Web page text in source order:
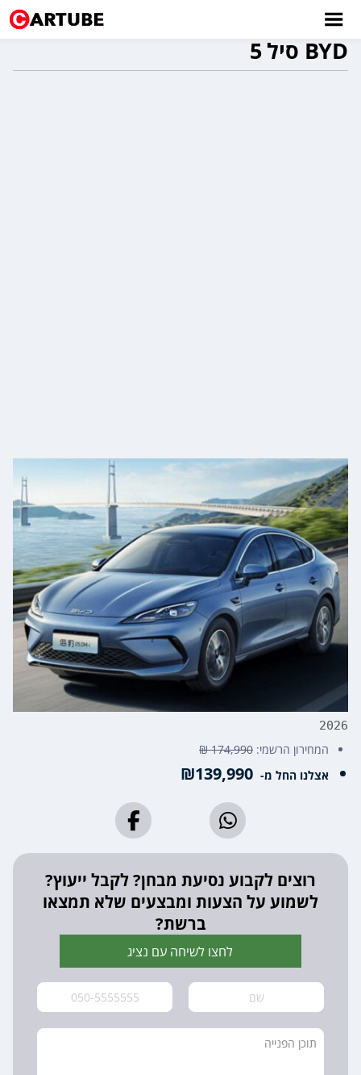
BYD סיל 5
2026
המחירון הרשמי: 174,990 ₪
אצלנו החל מ-
רוצים לקבוע נסיעת מבחן? לקבל ייעוץ?
לשמוע על הצעות ומבצעים שלא תמצאו
ברשת?
לחצו לשיחה עם נציג